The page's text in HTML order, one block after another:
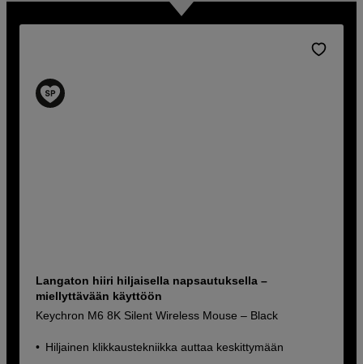
Langaton hiiri hiljaisella napsautuksella –
miellyttävään käyttöön
Keychron M6 8K Silent Wireless Mouse – Black
Hiljainen klikkaustekniikka auttaa keskittymään